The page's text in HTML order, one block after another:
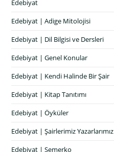
Edebiyat
Edebiyat | Adige Mitolojisi
Edebiyat | Dil Bilgisi ve Dersleri
Edebiyat | Genel Konular
Edebiyat | Kendi Halinde Bir Şair
Edebiyat | Kitap Tanıtımı
Edebiyat | Öyküler
Edebiyat | Şairlerimiz Yazarlarımız
Edebiyat | Semerko